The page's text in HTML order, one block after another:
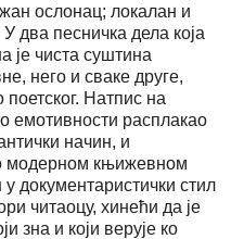
ослонац; локалан и
два песничка дела која
је чиста суштина
него и сваке друге,
поетског. Натпис на
емотивности расплакао
начин, и
модерном књижевном
документаристички стил
читаоцу, хинећи да је
зна и који верује ко